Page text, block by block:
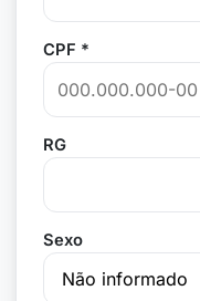
CPF *
RG
Sexo